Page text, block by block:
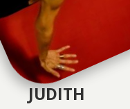
JUDITH